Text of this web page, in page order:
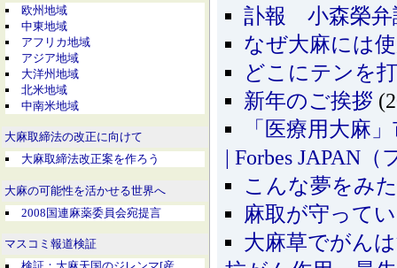
欧州地域
中東地域
アフリカ地域
アジア地域
大洋州地域
北米地域
中南米地域
大麻取締法の改正に向けて
大麻取締法改正案を作ろう
大麻の可能性を活かせる世界へ
2008国連麻薬委員会宛提言
マスコミ報道検証
訃報 小森榮弁
なぜ大麻には
どこにテンを
新年のご挨拶
「医療用大麻
| Forbes JAPAN
こんな夢をみた
麻取が守って
大麻草でがん